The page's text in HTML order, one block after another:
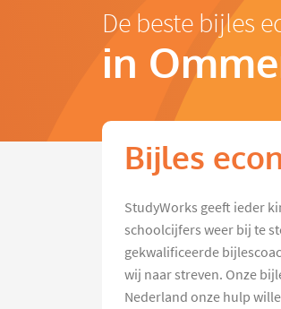
De beste bijles
in
Bijles
StudyWorks geeft ieder
schoolcijfers weer bij te
gekwalificeerde
wij naar streven. Onze
Nederland onze hulp